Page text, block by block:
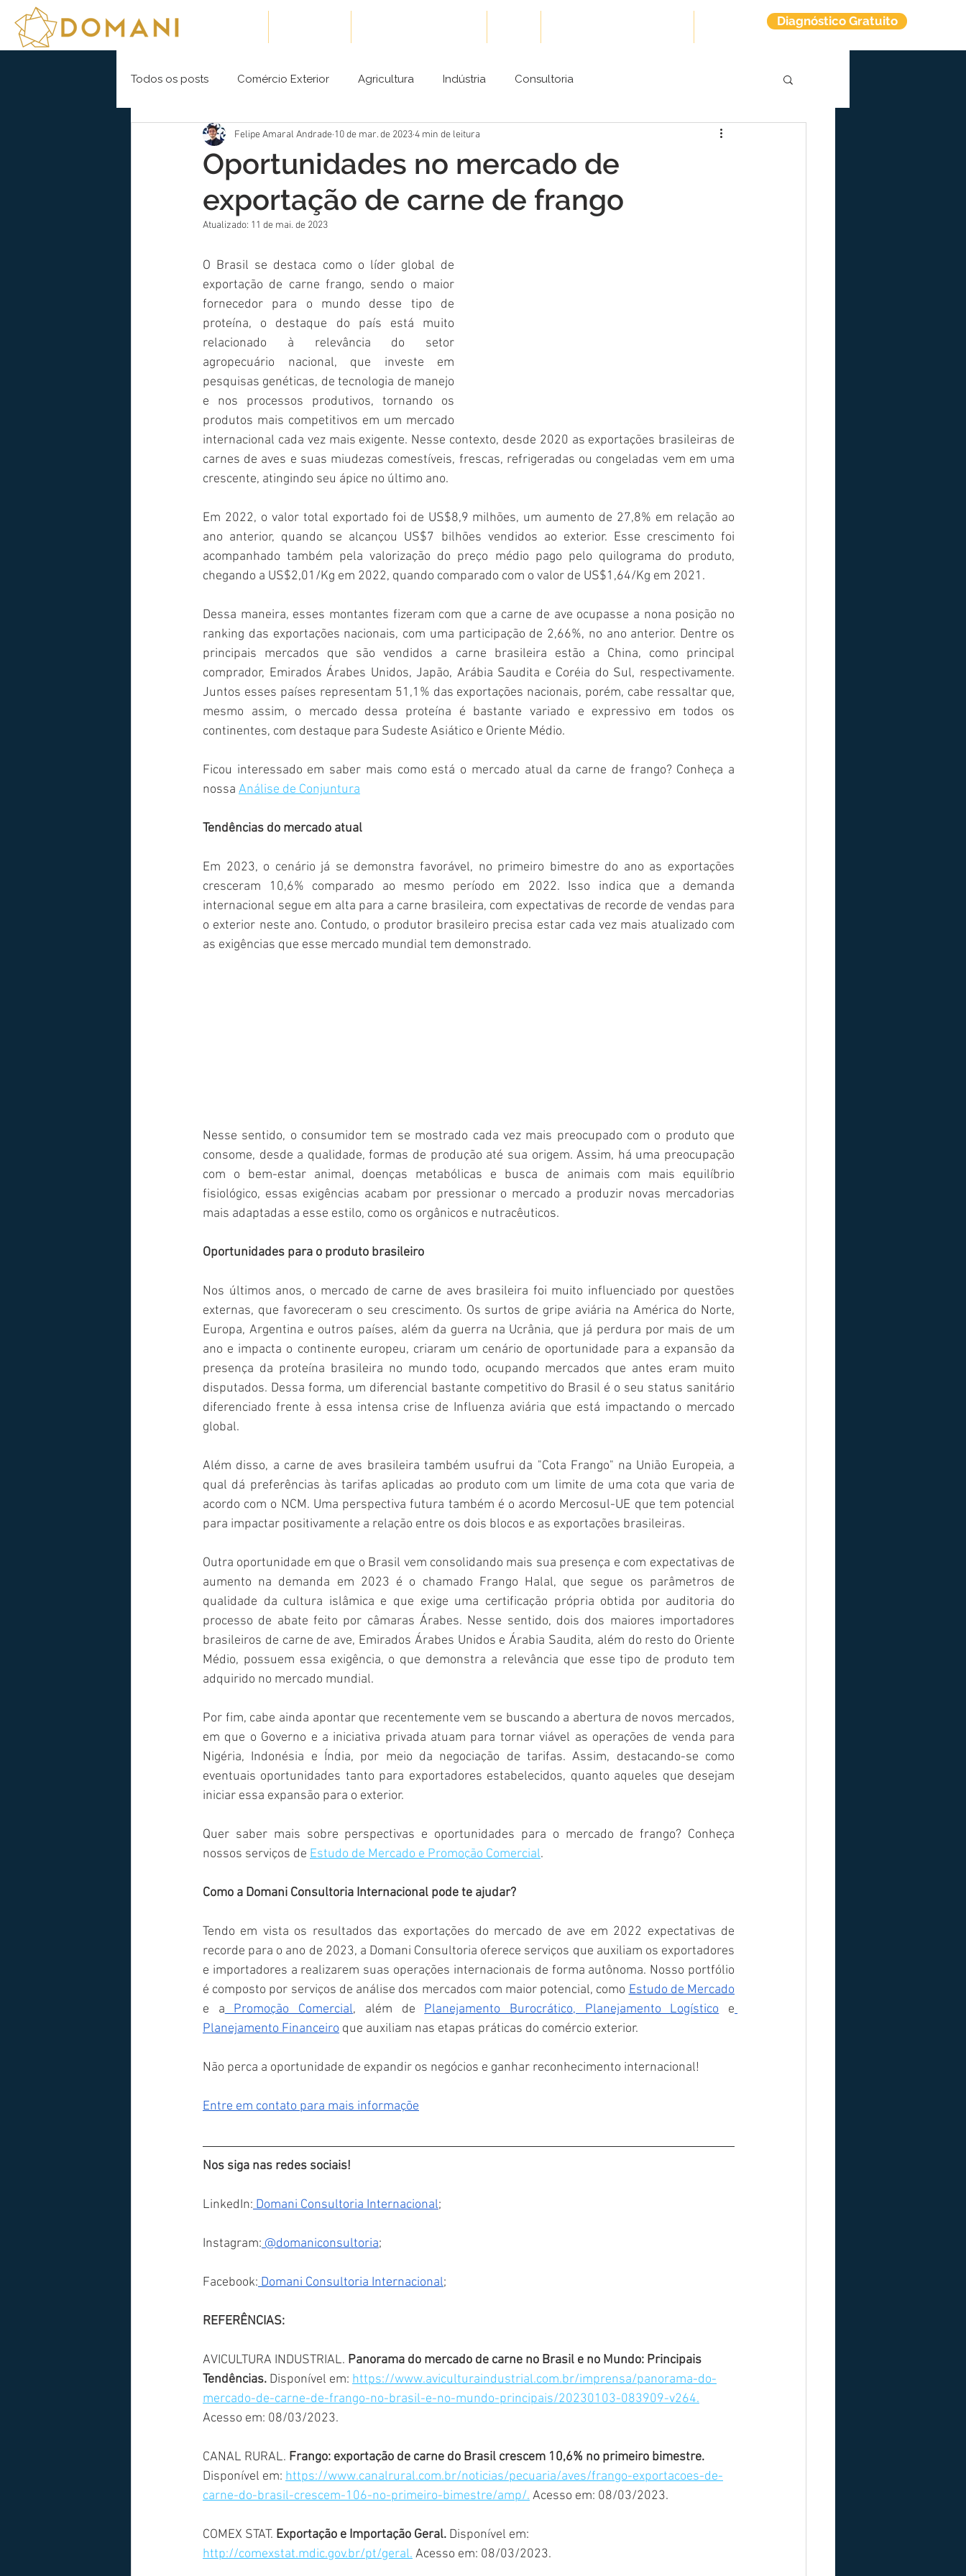
Diagnóstico Gratuito
Todos os posts Comércio Exterior Agricultura Indústria Consultoria
Oportunidades no mercado de
exportação de carne de frango
Felipe Amaral Andrade 10 de mar. de 20234 min de leitura
Atualizado: 11 de mai. de 2023
O Brasil se destaca como o líder global de
exportação de carne frango, sendo o maior
fornecedor para o mundo desse tipo de
proteína, o destaque do país está muito
relacionado à relevância do setor
agropecuário nacional, que investe em
pesquisas genéticas, de tecnologia de manejo
e nos processos produtivos, tornando os
produtos mais competitivos em um mercado
internacional cada vez mais exigente. Nesse contexto, desde 2020 as exportações brasileiras de
carnes de aves e suas miudezas comestíveis, frescas, refrigeradas ou congeladas vem em uma
crescente, atingindo seu ápice no último ano.
Em 2022, o valor total exportado foi de US$8,9 milhões, um aumento de 27,8% em relação ao
ano anterior, quando se alcançou US$7 bilhões vendidos ao exterior. Esse crescimento foi
acompanhado também pela valorização do preço médio pago pelo quilograma do produto,
chegando a US$2,01/Kg em 2022, quando comparado com o valor de US$1,64/Kg em 2021.
Dessa maneira, esses montantes fizeram com que a carne de ave ocupasse a nona posição no
ranking das exportações nacionais, com uma participação de 2,66%, no ano anterior. Dentre os
principais mercados que são vendidos a carne brasileira estão a China, como principal
comprador, Emirados Árabes Unidos, Japão, Arábia Saudita e Coréia do Sul, respectivamente.
Juntos esses países representam 51,1% das exportações nacionais, porém, cabe ressaltar que,
mesmo assim, o mercado dessa proteína é bastante variado e expressivo em todos os
continentes, com destaque para Sudeste Asiático e Oriente Médio.
Ficou interessado em saber mais como está o mercado atual da carne de frango? Conheça a
nossa Análise de Conjuntura
Tendências do mercado atual
Em 2023, o cenário já se demonstra favorável, no primeiro bimestre do ano as exportações
cresceram 10,6% comparado ao mesmo período em 2022. Isso indica que a demanda
internacional segue em alta para a carne brasileira, com expectativas de recorde de vendas para
o exterior neste ano. Contudo, o produtor brasileiro precisa estar cada vez mais atualizado com
as exigências que esse mercado mundial tem demonstrado.
Nesse sentido, o consumidor tem se mostrado cada vez mais preocupado com o produto que
consome, desde a qualidade, formas de produção até sua origem. Assim, há uma preocupação
com o bem-estar animal, doenças metabólicas e busca de animais com mais equilíbrio
fisiológico, essas exigências acabam por pressionar o mercado a produzir novas mercadorias
mais adaptadas a esse estilo, como os orgânicos e nutracêuticos.
Oportunidades para o produto brasileiro
Nos últimos anos, o mercado de carne de aves brasileira foi muito influenciado por questões
externas, que favoreceram o seu crescimento. Os surtos de gripe aviária na América do Norte,
Europa, Argentina e outros países, além da guerra na Ucrânia, que já perdura por mais de um
ano e impacta o continente europeu, criaram um cenário de oportunidade para a expansão da
presença da proteína brasileira no mundo todo, ocupando mercados que antes eram muito
disputados. Dessa forma, um diferencial bastante competitivo do Brasil é o seu status sanitário
diferenciado frente à essa intensa crise de Influenza aviária que está impactando o mercado
global.
Além disso, a carne de aves brasileira também usufrui da "Cota Frango" na União Europeia, a
qual dá preferências às tarifas aplicadas ao produto com um limite de uma cota que varia de
acordo com o NCM. Uma perspectiva futura também é o acordo Mercosul-UE que tem potencial
para impactar positivamente a relação entre os dois blocos e as exportações brasileiras.
Outra oportunidade em que o Brasil vem consolidando mais sua presença e com expectativas de
aumento na demanda em 2023 é o chamado Frango Halal, que segue os parâmetros de
qualidade da cultura islâmica e que exige uma certificação própria obtida por auditoria do
processo de abate feito por câmaras Árabes. Nesse sentido, dois dos maiores importadores
brasileiros de carne de ave, Emirados Árabes Unidos e Árabia Saudita, além do resto do Oriente
Médio, possuem essa exigência, o que demonstra a relevância que esse tipo de produto tem
adquirido no mercado mundial.
Por fim, cabe ainda apontar que recentemente vem se buscando a abertura de novos mercados,
em que o Governo e a iniciativa privada atuam para tornar viável as operações de venda para
Nigéria, Indonésia e Índia, por meio da negociação de tarifas. Assim, destacando-se como
eventuais oportunidades tanto para exportadores estabelecidos, quanto aqueles que desejam
iniciar essa expansão para o exterior.
Quer saber mais sobre perspectivas e oportunidades para o mercado de frango? Conheça
nossos serviços de Estudo de Mercado e Promoção Comercial.
Como a Domani Consultoria Internacional pode te ajudar?
Tendo em vista os resultados das exportações do mercado de ave em 2022 expectativas de
recorde para o ano de 2023, a Domani Consultoria oferece serviços que auxiliam os exportadores
e importadores a realizarem suas operações internacionais de forma autônoma. Nosso portfólio
é composto por serviços de análise dos mercados com maior potencial, como Estudo de Mercado
e a Promoção Comercial, além de Planejamento Burocrático, Planejamento Logístico e
Planejamento Financeiro que auxiliam nas etapas práticas do comércio exterior.
Não perca a oportunidade de expandir os negócios e ganhar reconhecimento internacional!
Entre em contato para mais informaçõe
Nos siga nas redes sociais!
LinkedIn: Domani Consultoria Internacional;
Instagram: @domaniconsultoria;
Facebook: Domani Consultoria Internacional;
REFERÊNCIAS:
AVICULTURA INDUSTRIAL. Panorama do mercado de carne no Brasil e no Mundo: Principais
Tendências. Disponível em: https://www.aviculturaindustrial.com.br/imprensa/panorama-do-
mercado-de-carne-de-frango-no-brasil-e-no-mundo-principais/20230103-083909-v264.
Acesso em: 08/03/2023.
CANAL RURAL. Frango: exportação de carne do Brasil crescem 10,6% no primeiro bimestre.
Disponível em: https://www.canalrural.com.br/noticias/pecuaria/aves/frango-exportacoes-de-
carne-do-brasil-crescem-106-no-primeiro-bimestre/amp/. Acesso em: 08/03/2023.
COMEX STAT. Exportação e Importação Geral. Disponível em:
http://comexstat.mdic.gov.br/pt/geral. Acesso em: 08/03/2023.